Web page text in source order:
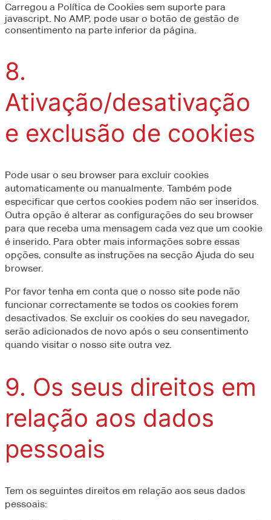
Carregou a Política de Cookies sem suporte para
javascript. No AMP, pode usar o botão de gestão de
consentimento na parte inferior da página.
8.
Ativação/desativação
e exclusão de cookies
Pode usar o seu browser para excluir cookies
automaticamente ou manualmente. Também pode
especificar que certos cookies podem não ser inseridos.
Outra opção é alterar as configurações do seu browser
para que receba uma mensagem cada vez que um cookie
é inserido. Para obter mais informações sobre essas
opções, consulte as instruções na secção Ajuda do seu
browser.
Por favor tenha em conta que o nosso site pode não
funcionar correctamente se todos os cookies forem
desactivados. Se excluir os cookies do seu navegador,
serão adicionados de novo após o seu consentimento
quando visitar o nosso site outra vez.
9. Os seus direitos em
relação aos dados
pessoais
Tem os seguintes direitos em relação aos seus dados
pessoais: